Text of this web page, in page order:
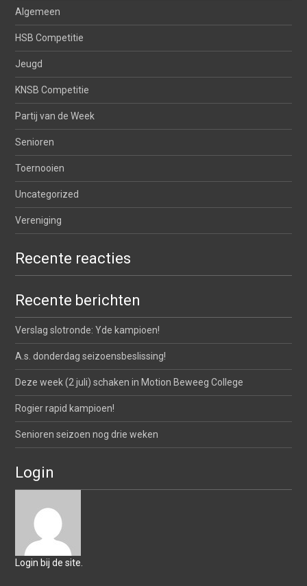
Algemeen
HSB Competitie
Jeugd
KNSB Competitie
Partij van de Week
Senioren
Toernooien
Uncategorized
Vereniging
Recente reacties
Recente berichten
Verslag slotronde: Yde kampioen!
A.s. donderdag seizoensbeslissing!
Deze week (2 juli) schaken in Motion Beweeg College
Rogier rapid kampioen!
Senioren seizoen nog drie weken
Login
Login bij de site.